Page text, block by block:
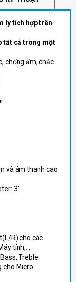
ly tích hợp trên
tất cả trong một
chống ẩm, chắc
và âm thanh cao
3”
R) cho các
tính,....
Treble
cho Micro